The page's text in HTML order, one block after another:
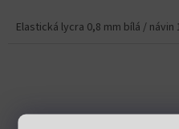
Elastická lycra 0,8 mm bílá / návin